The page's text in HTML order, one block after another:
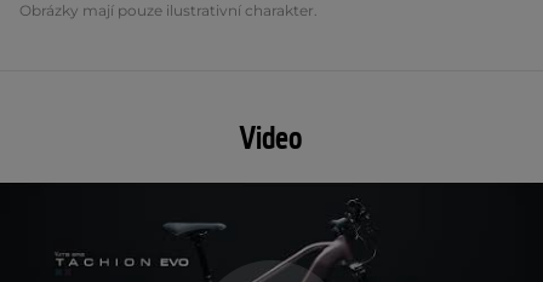
Obrázky mají pouze ilustrativní charakter.
Video